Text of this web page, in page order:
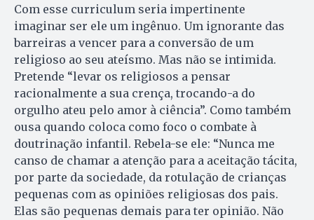
Com esse curriculum seria impertinente
imaginar ser ele um ingênuo. Um ignorante das
barreiras a vencer para a conversão de um
religioso ao seu ateísmo. Mas não se intimida.
Pretende “levar os religiosos a pensar
racionalmente a sua crença, trocando-a do
orgulho ateu pelo amor à ciência”. Como também
ousa quando coloca como foco o combate à
doutrinação infantil. Rebela-se ele: “Nunca me
canso de chamar a atenção para a aceitação tácita,
por parte da sociedade, da rotulação de crianças
pequenas com as opiniões religiosas dos pais.
Elas são pequenas demais para ter opinião. Não